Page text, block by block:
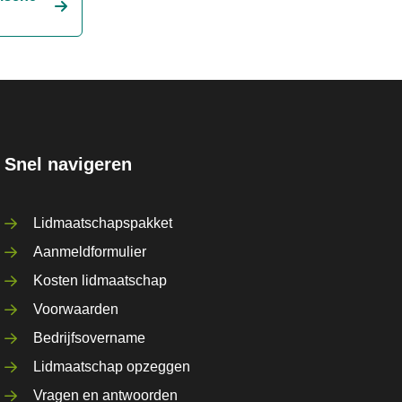
Snel navigeren
Lidmaatschapspakket
Aanmeldformulier
Kosten lidmaatschap
Voorwaarden
Bedrijfsovername
Lidmaatschap opzeggen
Vragen en antwoorden